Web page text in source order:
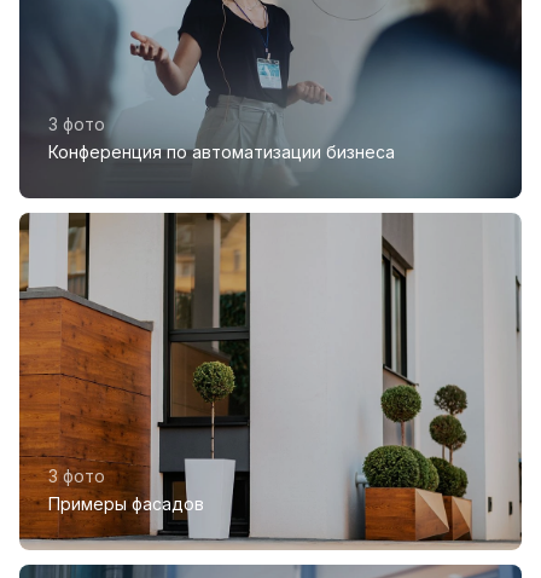
3 фото
Конференция по автоматизации бизнеса
3 фото
Примеры фасадов